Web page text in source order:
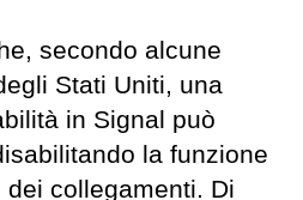
secondo alcune
Stati Uniti, una
in Signal può
la funzione
collegamenti. Di